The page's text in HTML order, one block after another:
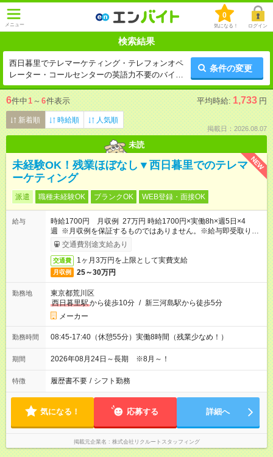
メニュー
0
気になる！ ログイン
検索結果
西日暮里でテレマーケティング・テレフォンオペ
レーター・コールセンターの英語力不要のバイト
一覧
条件の変更
6件中1 ～ 6件表示 平均時給: 1,733 円
新着順 時給順 人気順
掲載日：2026.08.07
未読
NEW
未経験OK！残業ほぼなし▼西日暮里でのテレマ
ーケティング
派遣 職種未経験OK ブランクOK WEB登録・面接OK
給与
時給1700円 月収例 27万円 時給1700円×実働8h×週5日×4
週 ※月収例を保証するものではありません。※給与即受取りサ
ービス利用可（利用条件有）
交通費別途支給あり
交通費 1ヶ月3万円を上限として実費支給
月収例 25～30万円
勤務地
東京都荒川区
西日暮里駅から徒歩10分 / 新三河島駅から徒歩5分
メーカー
勤務時間 08:45-17:40（休憩55分）実働8時間（残業少なめ！）
期間 2026年08月24日～長期 ※8月～！
特徴 履歴書不要 / シフト勤務
気になる！ 応募する 詳細へ
掲載元企業名 株式会社リクルートスタッフィング